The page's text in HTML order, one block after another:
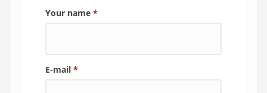
Your name *
E-mail *